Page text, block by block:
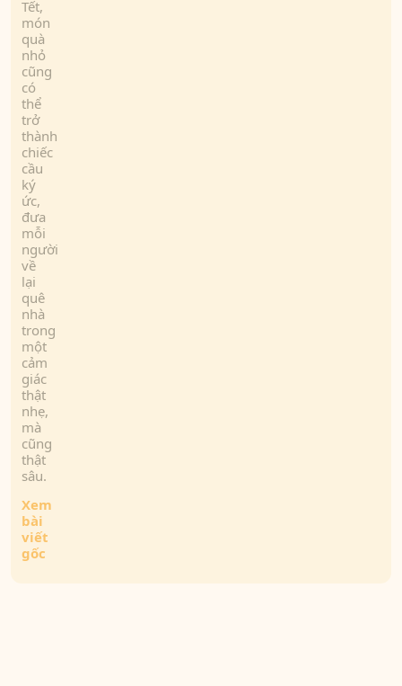
Tết,
món
quà
nhỏ
cũng
có
thể
trở
thành
chiếc
cầu
ký
ức,
đưa
mỗi
người
về
lại
quê
nhà
trong
một
cảm
giác
thật
nhẹ,
mà
cũng
thật
sâu.
Xem
bài
viết
gốc